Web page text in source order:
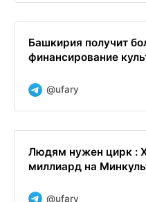
Башкирия получит
финансирование
@ufary
Людям нужен цирк :
миллиард на
@ufary